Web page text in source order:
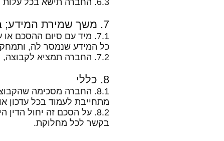
7. משך שמירת המידע; ביעור המידע
7.1. מיד עם סיום ההסכם
כל המידע שנמסר לה,
7.2. החברה תמציא לקבוצה, לפי דרישתה, תצהיר המאמת את ביצוע פעולות המחיקה.
8. כללי
8.1. החברה מסכימה
מתחייבת לעמוד בכל עדכון
8.2. על הסכם זה יחול
בקשר לכל מחלוקת.